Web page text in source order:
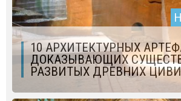
10 АРХИТЕКТУРНЫХ
ДОКАЗЫВАЮЩИХ
РАЗВИТЫХ ДРЕВНИХ